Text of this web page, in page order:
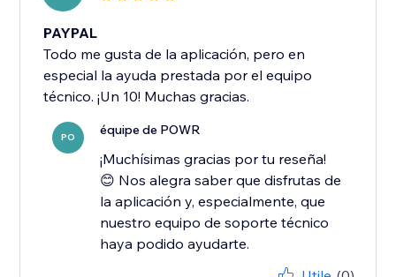
PAYPAL
Todo me gusta de la aplicación, pero en
especial la ayuda prestada por el equipo
técnico. ¡Un 10! Muchas gracias.
PO équipe de POWR
¡Muchísimas gracias por tu reseña!
😊 Nos alegra saber que disfrutas de
la aplicación y, especialmente, que
nuestro equipo de soporte técnico
haya podido ayudarte.